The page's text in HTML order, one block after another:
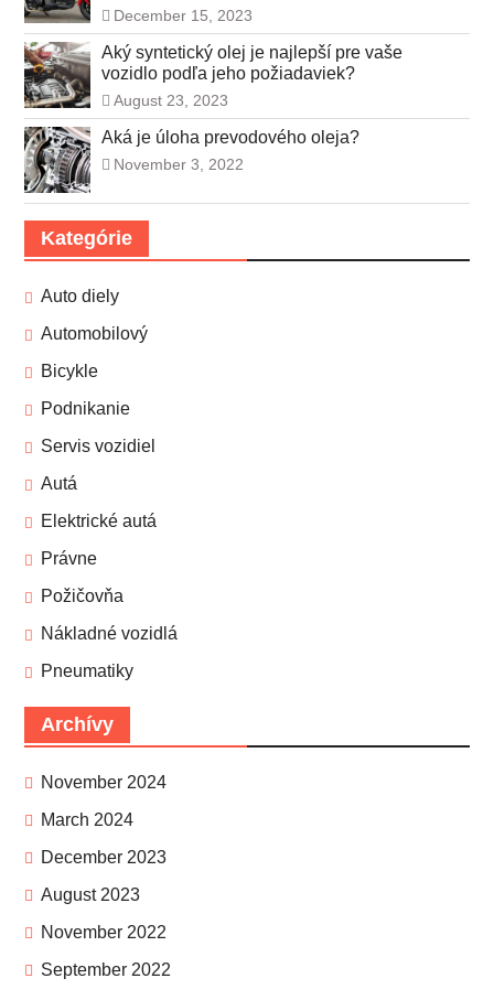
December 15, 2023
Aký syntetický olej je najlepší pre vaše
vozidlo podľa jeho požiadaviek?
August 23, 2023
Aká je úloha prevodového oleja?
November 3, 2022
Kategórie
Auto diely
Automobilový
Bicykle
Podnikanie
Servis vozidiel
Autá
Elektrické autá
Právne
Požičovňa
Nákladné vozidlá
Pneumatiky
Archívy
November 2024
March 2024
December 2023
August 2023
November 2022
September 2022